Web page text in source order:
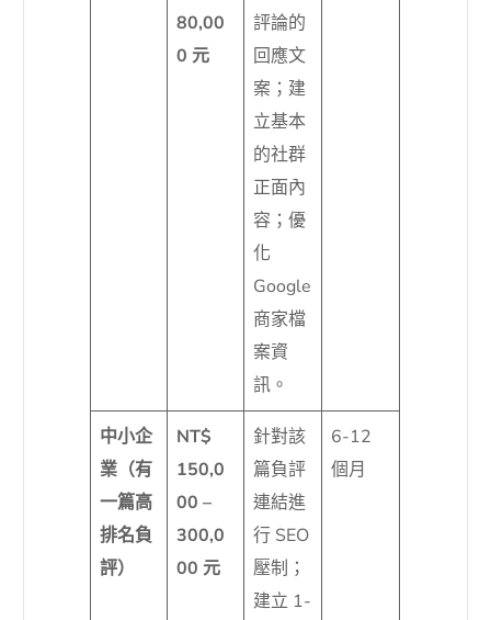
80,00
0 元
評論的
回應文
案；建
立基本
的社群
正面內
容；優
化
Google
商家檔
案資
訊。
中小企
業（有
一篇高
排名負
評）
NT$
150,0
00 –
300,0
00 元
針對該
篇負評
連結進
行 SEO
壓制；
建立 1-
6-12
個月